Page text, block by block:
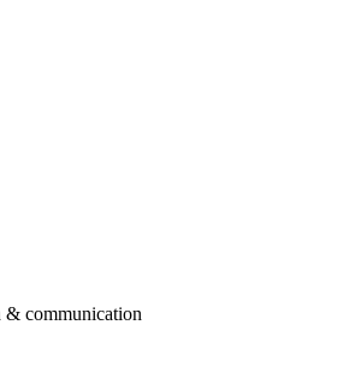
communication